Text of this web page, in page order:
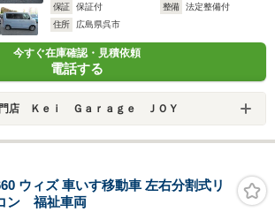
保証
保証付 整備
法定整備付
住所
広島県呉市
今すぐ在庫確認・見積依頼
電話する
門店 Ｋｅｉ Ｇａｒａｇｅ ＪＯＹ
ウィズ 車いす移動車 左右分割式リ
ン 福祉車両